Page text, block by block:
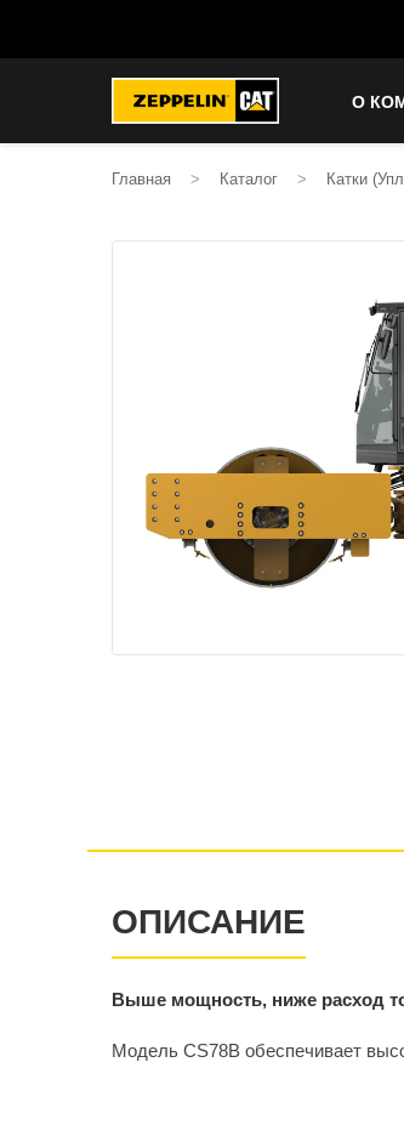
О
Главная > Каталог > Катки
ОПИСАНИЕ
Выше мощность, ниже расход
Модель CS78B обеспечивает